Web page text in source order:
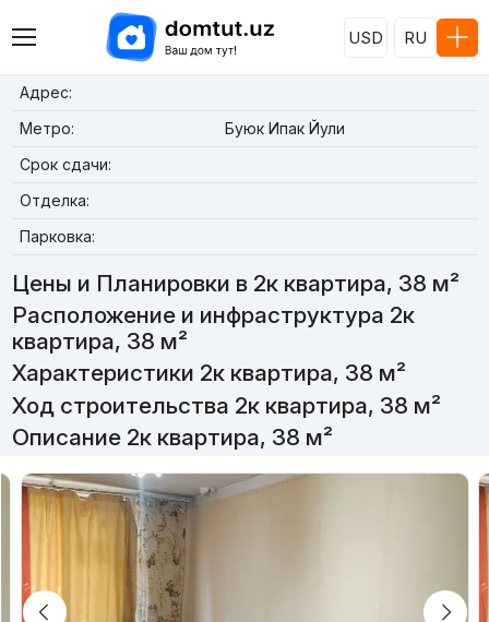
USD RU
Адрес:
Метро:
Буюк Ипак Йули
Срок сдачи:
Отделка:
Парковка:
Цены и Планировки в 2к квартира, 38 м²
Расположение и инфраструктура 2к
квартира, 38 м²
Характеристики 2к квартира, 38 м²
Ход строительства 2к квартира, 38 м²
Описание 2к квартира, 38 м²